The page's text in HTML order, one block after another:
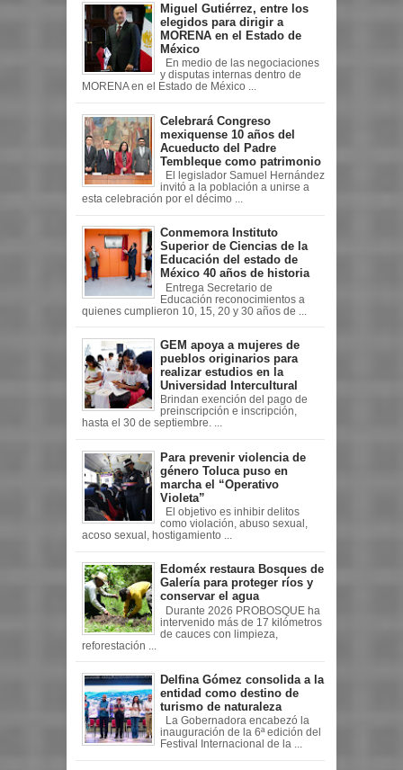
Miguel Gutiérrez, entre los
elegidos para dirigir a
MORENA en el Estado de
México
En medio de las negociaciones
y disputas internas dentro de
MORENA en el Estado de México ...
Celebrará Congreso
mexiquense 10 años del
Acueducto del Padre
Tembleque como patrimonio
El legislador Samuel Hernández
invitó a la población a unirse a
esta celebración por el décimo ...
Conmemora Instituto
Superior de Ciencias de la
Educación del estado de
México 40 años de historia
Entrega Secretario de
Educación reconocimientos a
quienes cumplieron 10, 15, 20 y 30 años de ...
GEM apoya a mujeres de
pueblos originarios para
realizar estudios en la
Universidad Intercultural
Brindan exención del pago de
preinscripción e inscripción,
hasta el 30 de septiembre. ...
Para prevenir violencia de
género Toluca puso en
marcha el “Operativo
Violeta”
El objetivo es inhibir delitos
como violación, abuso sexual,
acoso sexual, hostigamiento ...
Edoméx restaura Bosques de
Galería para proteger ríos y
conservar el agua
Durante 2026 PROBOSQUE ha
intervenido más de 17 kilómetros
de cauces con limpieza,
reforestación ...
Delfina Gómez consolida a la
entidad como destino de
turismo de naturaleza
La Gobernadora encabezó la
inauguración de la 6ª edición del
Festival Internacional de la ...